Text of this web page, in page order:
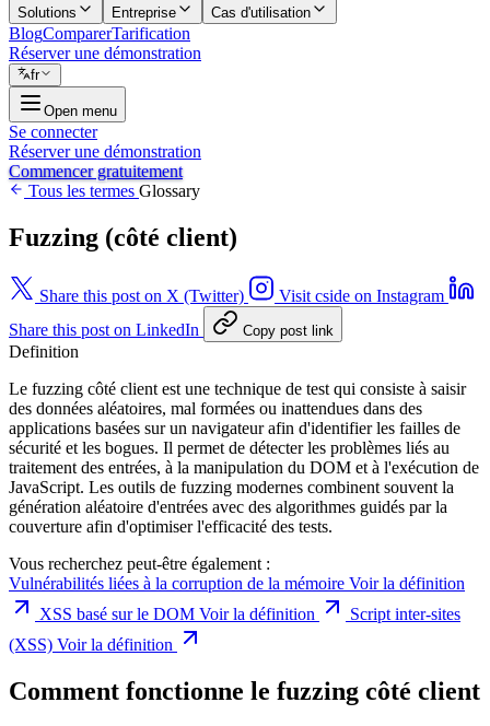
Solutions Entreprise Cas d'utilisation
BlogComparerTarification
Réserver une démonstration
fr
Open menu
Se connecter
Réserver une démonstration
Commencer gratuitement
Tous les termes Glossary
Fuzzing (côté client)
Share this post on X (Twitter)
Visit cside on Instagram
Share this post on LinkedIn
Copy post link
Definition
Le fuzzing côté client est une technique de test qui consiste à saisir
des données aléatoires, mal formées ou inattendues dans des
applications basées sur un navigateur afin d'identifier les failles de
sécurité et les bogues. Il permet de détecter les problèmes liés au
traitement des entrées, à la manipulation du DOM et à l'exécution de
JavaScript. Les outils de fuzzing modernes combinent souvent la
génération aléatoire d'entrées avec des algorithmes guidés par la
couverture afin d'optimiser l'efficacité des tests.
Vous recherchez peut-être également :
Vulnérabilités liées à la corruption de la mémoire Voir la définition
XSS basé sur le DOM Voir la définition
Script inter-sites
(XSS) Voir la définition
Comment fonctionne le fuzzing côté client